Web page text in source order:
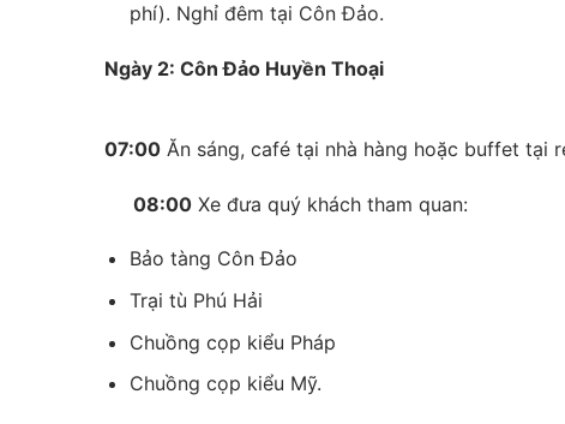
phí). Nghỉ đêm tại Côn Đảo.
Ngày 2: Côn Đảo Huyền Thoại
07:00 Ăn sáng, café tại nhà hàng hoặc buffet tại
08:00 Xe đưa quý khách tham quan:
Bảo tàng Côn Đảo
Trại tù Phú Hải
Chuồng cọp kiểu Pháp
Chuồng cọp kiểu Mỹ.